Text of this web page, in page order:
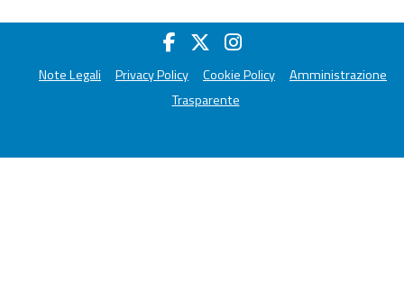
Note Legali Privacy Policy Cookie Policy
Amministrazione
Trasparente